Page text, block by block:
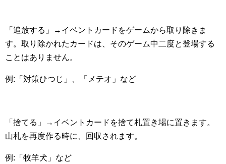
「追放する」→イベントカードをゲームから取り除きま
す。取り除かれたカードは、そのゲーム中二度と登場する
ことはありません。
例:「対策ひつじ」、「メテオ」など
「捨てる」→イベントカードを捨て札置き場に置きます。
山札を再度作る時に、回収されます。
例:「牧羊犬」など